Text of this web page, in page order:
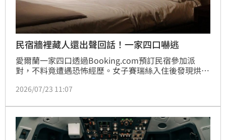
民宿牆裡藏人還出聲回話！一家四口嚇逃
愛爾蘭一家四口透過Booking.com預訂民宿參加派
對，不料竟遭遇恐怖經歷。女子賽瑞絲入住後發現烘衣
名陌生男子躲在其中，嚇得一家人倉皇逃離。面對質
Booking.com已緊急將該涉事房源下架並展開調查，
當地警方也已介入了解。此事件宛如Netflix驚悚片情
節，提醒民眾旅遊住宿時務必提高警覺，確保自身人身
2026/07/23 11:07